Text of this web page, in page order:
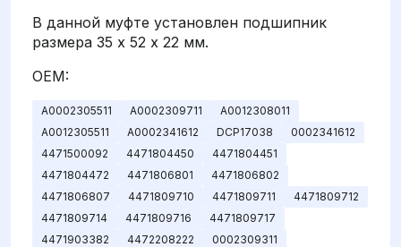
В данной муфте установлен подшипник
размера 35 х 52 х 22 мм.
OEM:
A0002305511 A0002309711
A0012308011
A0012305511
A0002341612 DCP17038
0002341612
4471500092
4471804450
4471804451
4471804472
4471806801
4471806802
4471806807
4471809710 4471809711
4471809712
4471809714
4471809716
4471809717
4471903382
4472208222
0002309311